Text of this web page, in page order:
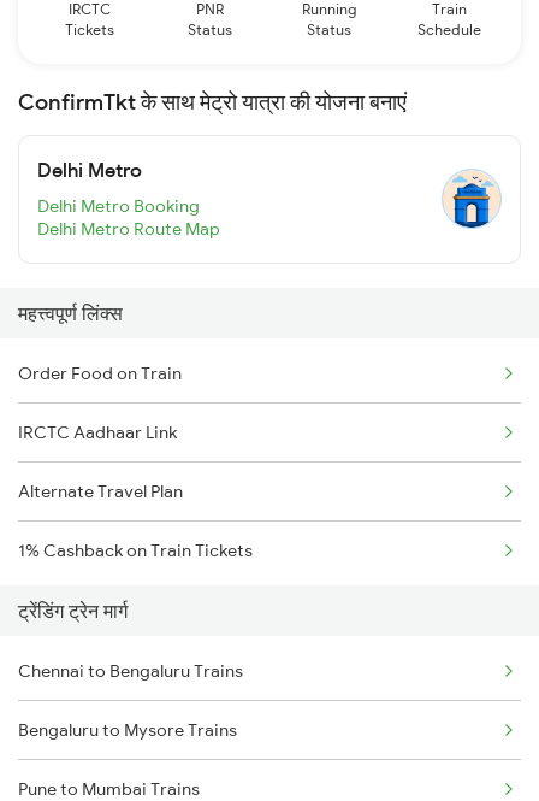
IRCTC
Tickets
PNR
Status
Running
Status
Train
Schedule
ConfirmTkt के साथ मेट्रो यात्रा की योजना बनाएं
Delhi Metro
Delhi Metro Booking
Delhi Metro Route Map
महत्त्वपूर्ण लिंक्स
Order Food on Train
IRCTC Aadhaar Link
Alternate Travel Plan
1% Cashback on Train Tickets
ट्रेंडिंग ट्रेन मार्ग
Chennai to Bengaluru Trains
Bengaluru to Mysore Trains
Pune to Mumbai Trains